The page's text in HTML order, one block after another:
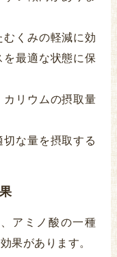
くみの軽減に効
最適な状態に保
リウムの摂取量
な量を摂取する
アミノ酸の一種
果があります。